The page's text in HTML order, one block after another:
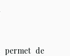
permet de